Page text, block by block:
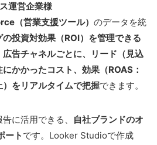
運営企業様
（営業支援ツール） のデータを統
投資対効果（ROI）を管理できる
告チャネルごとに、リード（見込
かかったコスト、効果（ROAS：
をリアルタイムで把握できます。
に活用できる、
自社ブランドのオ
ート です。Looker Studioで作成